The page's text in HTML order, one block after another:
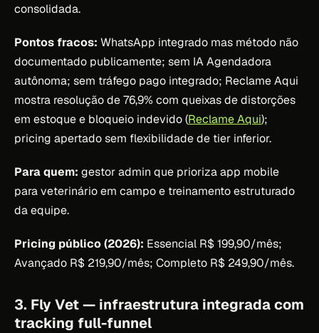
consolidada.
Pontos fracos: WhatsApp integrado mas método não
documentado publicamente; sem IA Agendadora
autônoma; sem tráfego pago integrado; Reclame Aqui
mostra resolução de 76,9% com queixas de distorções
em estoque e bloqueio indevido (Reclame Aqui);
pricing apertado sem flexibilidade de tier inferior.
Para quem: gestor admin que prioriza app mobile
para veterinário em campo e treinamento estruturado
da equipe.
Pricing público (2026): Essencial R$ 199,90/mês;
Avançado R$ 219,90/mês; Completo R$ 249,90/mês.
3. Fly Vet — infraestrutura integrada com
tracking full-funnel